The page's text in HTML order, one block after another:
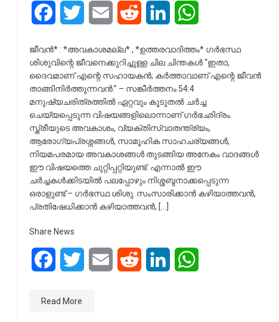
FacebookTwitter Email Reddit LinkedIn
ജീവൻ* : *അവകാശമല്ല* , *ഉത്തരവാദിത്തം* ഗർഭസ്ഥ
ശിശുവിന്റെ ജീവനെക്കുറിച്ചുള്ള ചില ചിന്തകൾ “ഇതാ,
ദൈവമാണ് എന്റെ സഹായകൻ; കർത്താവാണ് എന്റെ ജീവൻ
താങ്ങിനിർത്തുന്നവൻ.” – സങ്കീർത്തനം 54:4
മനുഷ്യചരിത്രത്തിൽ ഏറ്റവും കൂടുതൽ ചർച്ച
ചെയ്യപ്പെടുന്ന വിഷയങ്ങളിലൊന്നാണ് ഗർഭഛിദ്രം.
സ്ത്രീയുടെ അവകാശം, വ്യക്തിസ്വാതന്ത്ര്യം,
ആരോഗ്യപ്രശ്നങ്ങൾ, സാമൂഹിക സാഹചര്യങ്ങൾ,
നിയമപരമായ അവകാശങ്ങൾ തുടങ്ങിയ അനേകം വാദങ്ങൾ
ഈ വിഷയത്തെ ചുറ്റിപ്പറ്റിയുണ്ട്. എന്നാൽ ഈ
ചർച്ചകൾക്കിടയിൽ പലപ്പോഴും നിശ്ശബ്ദനാക്കപ്പെടുന്ന
ഒരാളുണ്ട് – ഗർഭസ്ഥ ശിശു. സംസാരിക്കാൻ കഴിയാത്തവൻ,
പ്രതിഷേധിക്കാൻ കഴിയാത്തവൻ, […]
Share News
FacebookTwitter Email Reddit LinkedIn
Read More